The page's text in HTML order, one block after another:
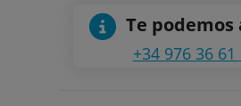
Te podemos
+34 976 36 61